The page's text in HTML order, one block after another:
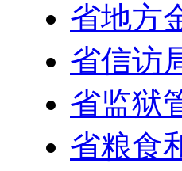
省地方
省信访
省监狱
省粮食